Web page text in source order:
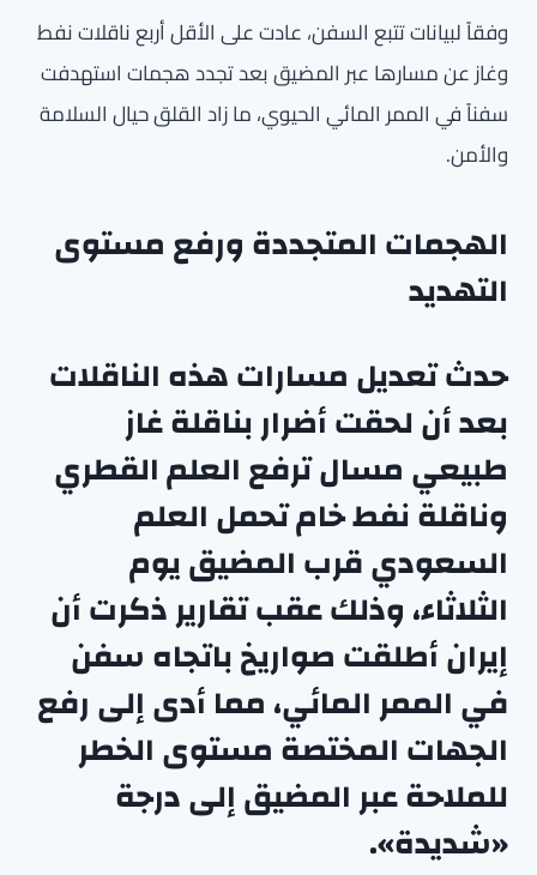
وفقاً لبيانات تتبع السفن، عادت على الأقل أربع ناقلات نفط
وغاز عن مسارها عبر المضيق بعد تجدد هجمات استهدفت
سفناً في الممر المائي الحيوي، ما زاد القلق حيال السلامة
والأمن.
الهجمات المتجددة ورفع مستوى
التهديد
حدث تعديل مسارات هذه الناقلات
بعد أن لحقت أضرار بناقلة غاز
طبيعي مسال ترفع العلم القطري
وناقلة نفط خام تحمل العلم
السعودي قرب المضيق يوم
الثلاثاء، وذلك عقب تقارير ذكرت أن
إيران أطلقت صواريخ باتجاه سفن
في الممر المائي، مما أدى إلى رفع
الجهات المختصة مستوى الخطر
للملاحة عبر المضيق إلى درجة
«شديدة».